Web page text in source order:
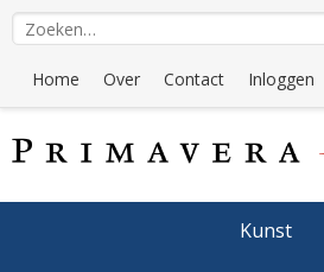
Home Over Contact Inloggen
Kunst